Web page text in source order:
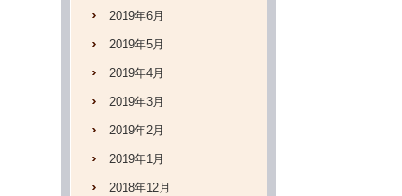
2019年6月
2019年5月
2019年4月
2019年3月
2019年2月
2019年1月
2018年12月